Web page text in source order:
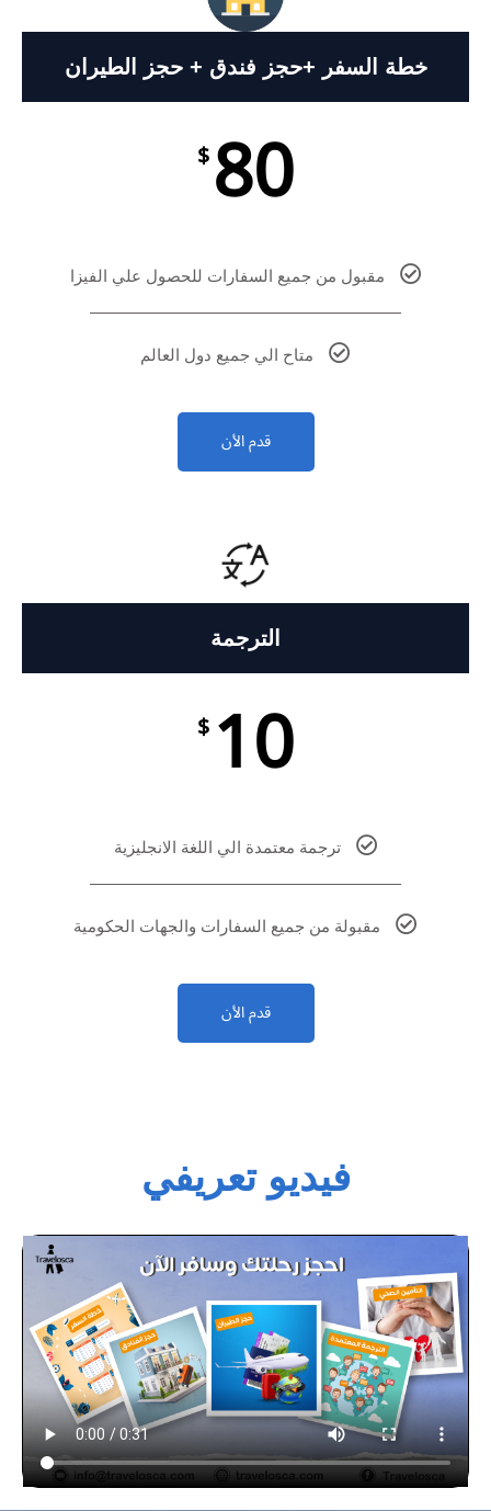
خطة السفر +حجز فندق + حجز الطيران
80
$
مقبول من جميع السفارات للحصول علي الفيزا
متاح الي جميع دول العالم
قدم الأن
الترجمة
10
$
ترجمة معتمدة الي اللغة الانجليزية
مقبولة من جميع السفارات والجهات الحكومية
قدم الأن
فيديو تعريفي